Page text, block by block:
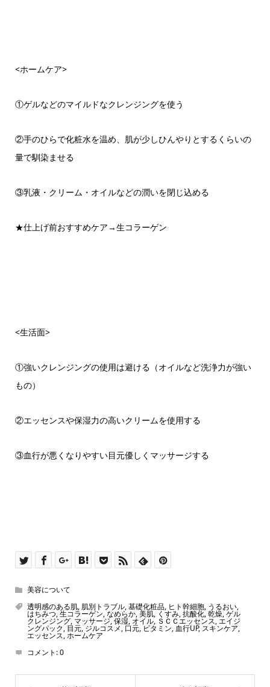
<ホームケア>
①ゲルなどのマイルドなクレンジングを使う
②手のひらで化粧水を温め、肌が少しひんやりとするくらいの
量で馴染ませる
③乳液・クリーム・オイルなどの潤いを閉じ込める
★仕上げ前おすすめケア→生コラーゲン
<生活面>
①強いクレンジングの使用は避ける（オイルなど洗浄力が強い
もの）
②エッセンスや保湿力の高いクリームを使用する
③血行が悪くなりやすい目元優しくマッサージする
美容について
透明感のある肌, 肌別トラブル,基礎化粧品, ヒト幹細胞, うるおい,
はちみつ,生コラーゲン,なめらか,美肌,くすみ,抗酸化,乾燥,ゲル
クレンジング, マッサージ,保湿,オイル, ＳＣＣエッセンス,エイジ
ングパック, 目元,ジルコスメ, 口元,ビタミン, 血行UP, スキンケア,
エッセンス,ホームケア
コメント:0